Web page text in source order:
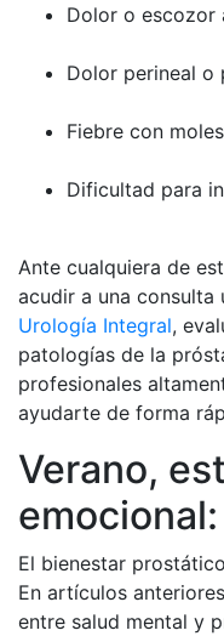
Dolor o escozor
Dolor perineal o
Fiebre con
Dificultad para
Ante cualquiera de
acudir a una consulta
Urología Integral,
patologías de la
profesionales
ayudarte de forma
Verano,
El bienestar
En artículos
entre salud mental y